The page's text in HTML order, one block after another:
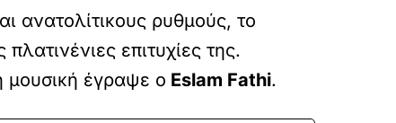
ανατολίτικους ρυθμούς, το
επιτυχίες της.
μουσική έγραψε ο Eslam Fathi.